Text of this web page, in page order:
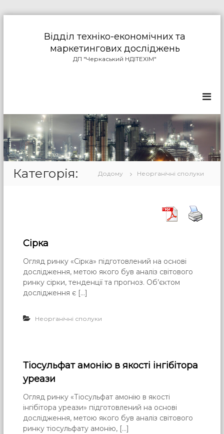
в
і
с
т
Відділ техніко-економічних та
маркетингових досліджень
ДП "Черкаський НДІТЕХІМ"
Категорія: Додому Неорганічні сполуки
Сірка
Огляд ринку «Сірка» підготовлений на основі
дослідження, метою якого був аналіз світового
ринку сірки, тенденції та прогноз. Об’єктом
дослідження є […]
Неорганічні сполуки
Тіосульфат амонію в якості інгібітора
уреази
Огляд ринку «Тіосульфат амонію в якості
інгібітора уреази» підготовлений на основі
дослідження, метою якого був аналіз світового
ринку тіосульфату амонію, […]